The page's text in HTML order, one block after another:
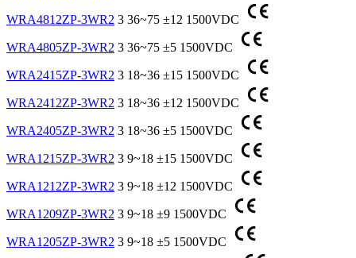
WRA4812ZP-3WR2 3 36~75 ±12 1500VDC
WRA4805ZP-3WR2 3 36~75 ±5 1500VDC
WRA2415ZP-3WR2 3 18~36 ±15 1500VDC
WRA2412ZP-3WR2 3 18~36 ±12 1500VDC
WRA2405ZP-3WR2 3 18~36 ±5 1500VDC
WRA1215ZP-3WR2 3 9~18 ±15 1500VDC
WRA1212ZP-3WR2 3 9~18 ±12 1500VDC
WRA1209ZP-3WR2 3 9~18 ±9 1500VDC
WRA1205ZP-3WR2 3 9~18 ±5 1500VDC